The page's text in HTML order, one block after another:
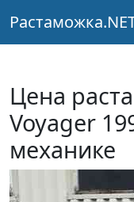
Цена
Voyager
механике